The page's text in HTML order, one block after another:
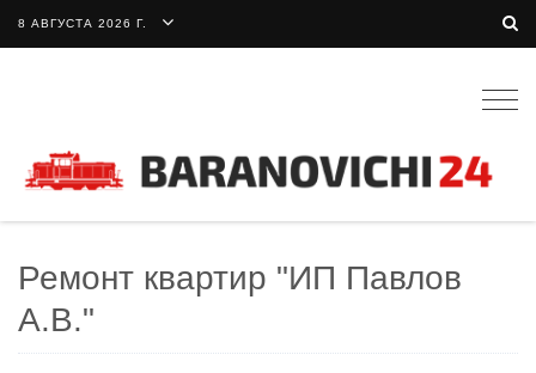
8 АВГУСТА 2026 Г.
Ремонт квартир "ИП Павлов
А.В."